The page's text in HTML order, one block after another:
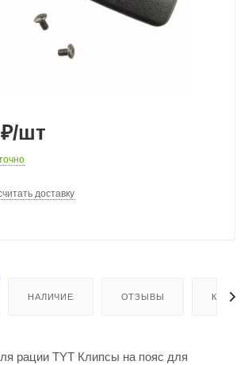
₽/шт
доставку
НАЛИЧИЕ ОТЗЫВЫ КАК
рации TYT Клипсы на пояс для